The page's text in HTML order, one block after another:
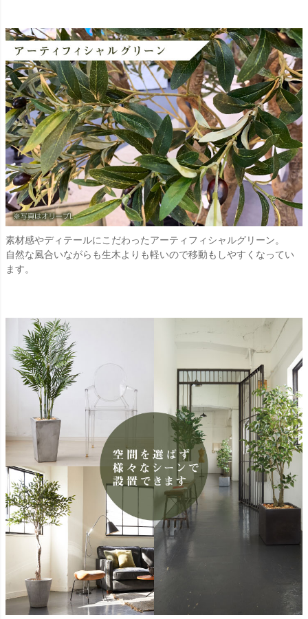
素材感やディテールにこだわったアーティフィシャルグリーン。
自然な風合いながらも生木よりも軽いので移動もしやすくなってい
ます。